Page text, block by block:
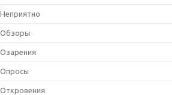
Неприятно
Обзоры
Озарения
Опросы
Откровения